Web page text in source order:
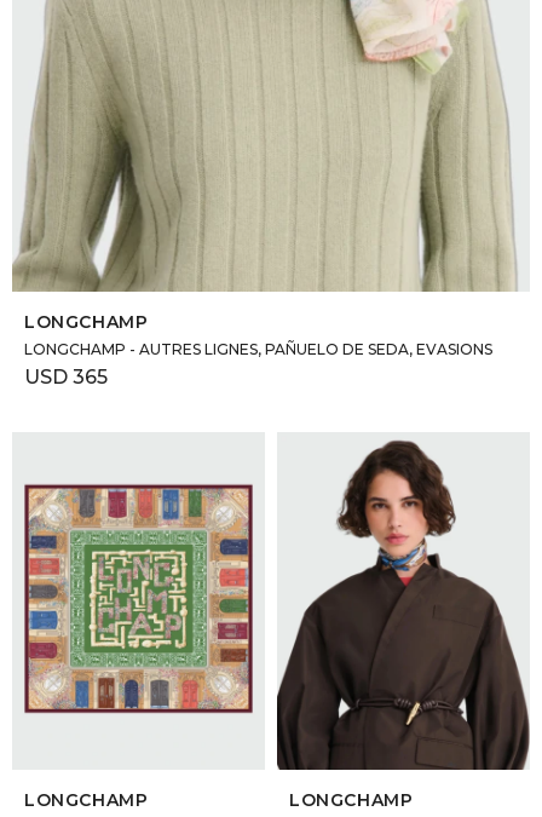
LONGCHAMP
LONGCHAMP - AUTRES LIGNES, PAÑUELO DE SEDA, EVASIONS
USD 365
LONGCHAMP LONGCHAMP